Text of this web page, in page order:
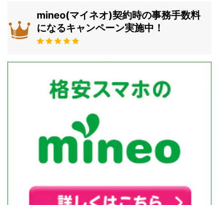
mineo(マイネオ)契約時の事務手数料
になるキャンペーン実施中！